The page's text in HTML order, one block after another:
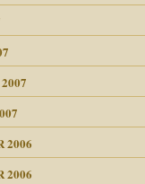
2006
2006